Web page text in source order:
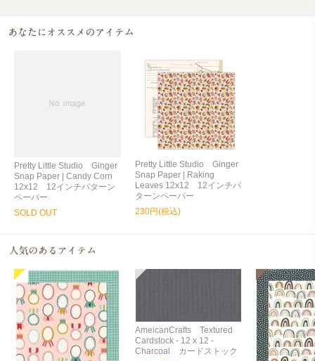
Pretty Little Studio Ginger
Snap Paper | Candy Corn
12x12 12インチパターン
ペーパー
SOLD OUT
Pretty Little Studio Ginger
Snap Paper | Raking
Leaves 12x12 12インチパ
ターンペーパー
230円(税込)
AmeicanCrafts Textured
Cardstock - 12 x 12 -
Charcoal カードストック